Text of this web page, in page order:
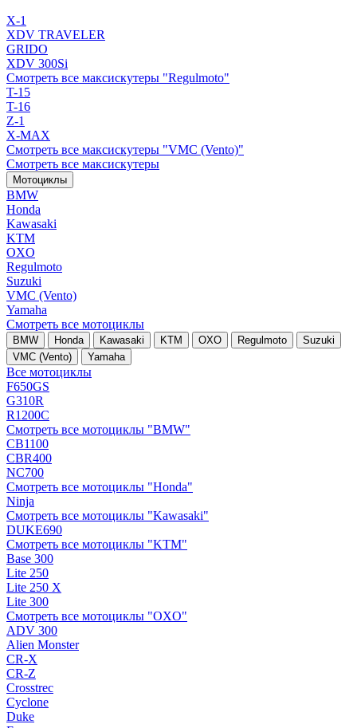
X-1
XDV TRAVELER
GRIDO
XDV 300Si
Смотреть все максискутеры "Regulmoto"
T-15
T-16
Z-1
X-MAX
Смотреть все максискутеры "VMC (Vento)"
Смотреть все максискутеры
Мотоциклы
BMW
Honda
Kawasaki
KTM
OXO
Regulmoto
Suzuki
VMC (Vento)
Yamaha
Смотреть все мотоциклы
BMW Honda Kawasaki KTM OXO Regulmoto
Suzuki
VMC (Vento)
Yamaha
Все мотоциклы
F650GS
G310R
R1200C
Смотреть все мотоциклы "BMW"
CB1100
CBR400
NC700
Смотреть все мотоциклы "Honda"
Ninja
Смотреть все мотоциклы "Kawasaki"
DUKE690
Смотреть все мотоциклы "KTM"
Base 300
Lite 250
Lite 250 X
Lite 300
Смотреть все мотоциклы "OXO"
ADV 300
Alien Monster
CR-X
CR-Z
Crosstrec
Cyclone
Duke